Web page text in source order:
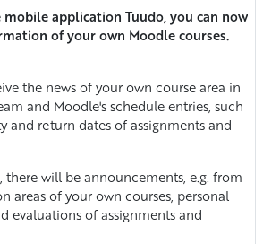
application Tuudo, you can now
of your own Moodle courses.
the news of your own course area in
and Moodle's schedule entries, such
and return dates of assignments and
there will be announcements, e.g. from
areas of your own courses, personal
evaluations of assignments and